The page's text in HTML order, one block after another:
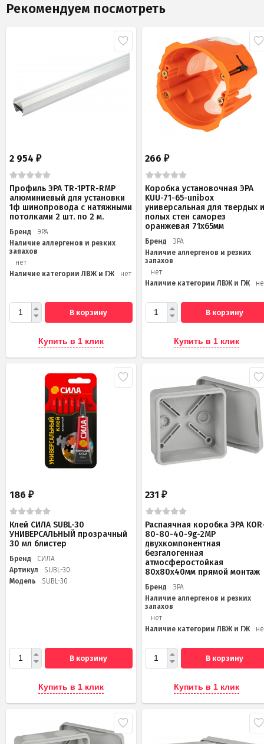
Рекомендуем посмотреть
2 954 ₽
Профиль ЭРА TR-1PTR-RMP
алюминиевый для установки
1ф шинопровода с натяжными
потолками 2 шт. по 2 м.
Бренд
ЭРА
Наличие аллергенов и резких
запахов
нет
Наличие категории ЛВЖ и ГЖ
нет
В корзину
Купить в 1 клик
266₽
Коробка установочная ЭРА
KUU-71-65-unibox
универсальная для твердых
полых стен саморез
оранжевая 71х65мм
Бренд
ЭРА
Наличие аллергенов и резких
запахов
нет
Наличие категории ЛВЖ и ГЖ
В корзину
Купить в 1 клик
186 ₽
Клей СИЛА SUBL-30
УНИВЕРСАЛЬНЫЙ прозрачный
30 мл блистер
Бренд
СИЛА
Артикул
SUBL-30
Модель
SUBL-30
В корзину
Купить в 1 клик
231₽
Распаячная коробка ЭРА
80-80-40-9g-2MP
двухкомпонентная
безгалогенная
атмосферостойкая
80х80х40мм прямой монтаж
Бренд
ЭРА
Наличие аллергенов и резких
запахов
нет
Наличие категории ЛВЖ и ГЖ
В корзину
Купить в 1 клик